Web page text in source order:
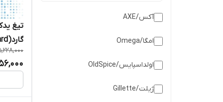
آکس/AXE
امگا/Omega
اولداسپایس/OldSpice
ژیلت/Gillette
تیغ
گارد(SkinGuard)، بسته ۴ عددی